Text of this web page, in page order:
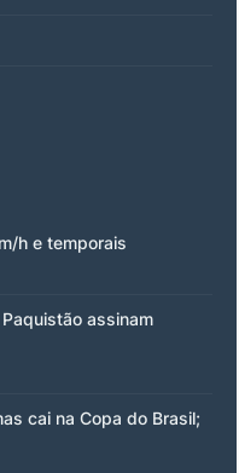
h e temporais
assinam
cai na Copa do Brasil;